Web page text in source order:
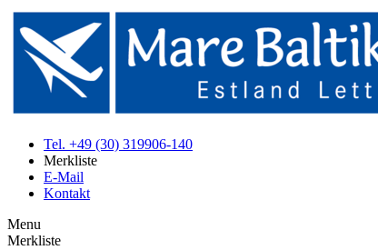
Tel. +49 (30) 319906-140
Merkliste
E-Mail
Kontakt
Menu
Merkliste